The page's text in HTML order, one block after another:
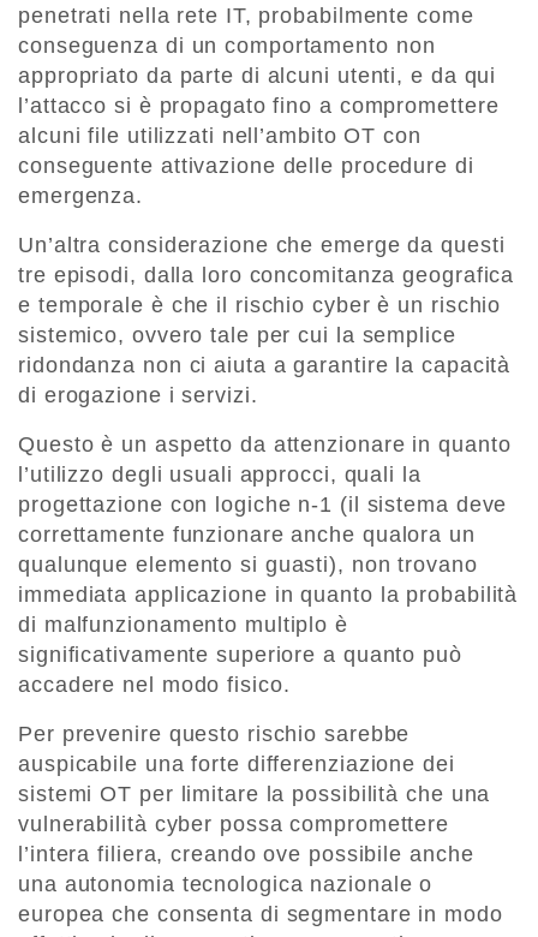
penetrati nella rete IT, probabilmente come
conseguenza di un comportamento non
appropriato da parte di alcuni utenti, e da qui
l’attacco si è propagato fino a compromettere
alcuni file utilizzati nell’ambito OT con
conseguente attivazione delle procedure di
emergenza.
Un’altra considerazione che emerge da questi
tre episodi, dalla loro concomitanza geografica
e temporale è che il rischio cyber è un rischio
sistemico, ovvero tale per cui la semplice
ridondanza non ci aiuta a garantire la capacità
di erogazione i servizi.
Questo è un aspetto da attenzionare in quanto
l’utilizzo degli usuali approcci, quali la
progettazione con logiche n-1 (il sistema deve
correttamente funzionare anche qualora un
qualunque elemento si guasti), non trovano
immediata applicazione in quanto la probabilità
di malfunzionamento multiplo è
significativamente superiore a quanto può
accadere nel modo fisico.
Per prevenire questo rischio sarebbe
auspicabile una forte differenziazione dei
sistemi OT per limitare la possibilità che una
vulnerabilità cyber possa compromettere
l’intera filiera, creando ove possibile anche
una autonomia tecnologica nazionale o
europea che consenta di segmentare in modo